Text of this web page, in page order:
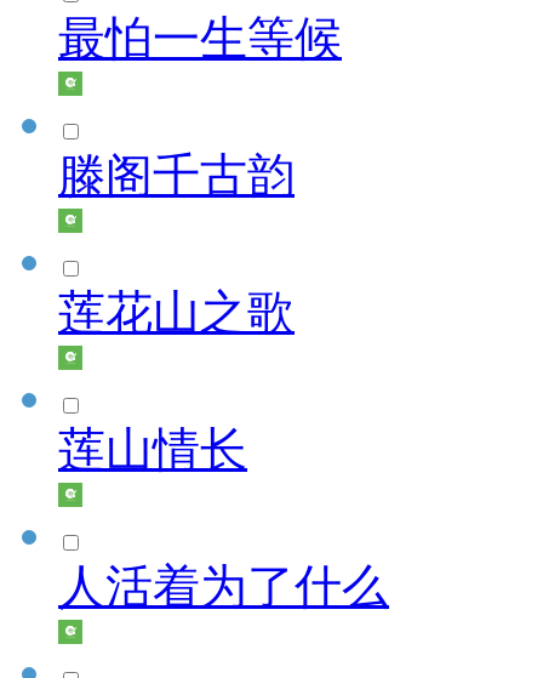
最怕一生等候
滕阁千古韵
莲花山之歌
莲山情长
人活着为了什么